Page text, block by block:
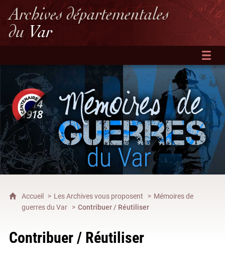
Archives départementales
du Var
Accueil Les Archives vous proposent
Mémoires de
guerres du Var
Contribuer / Réutiliser
Contribuer / Réutiliser